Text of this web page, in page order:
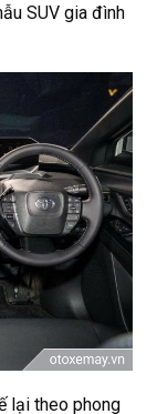
SUV gia đình
lại theo phong